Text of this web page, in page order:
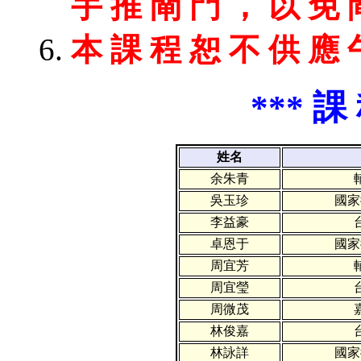
本 課 程 恕 不 供 應
*** 課
姓名
余朱青
吳玉珍
國
李益豪
卓恩于
國
周宜芳
周宜瑩
周微茂
林俊嘉
林詠詳
國